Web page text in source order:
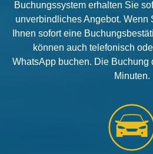
Buchungssystem erhalten Sie
unverbindliches Angebot. Wenn
Ihnen sofort eine
können auch telefonisch
WhatsApp buchen. Die Buchung
Minuten.